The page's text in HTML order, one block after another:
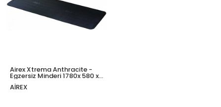
Airex Xtrema Anthracite -
Egzersiz Minderi 1780x 580 x
6 mm
AIREX